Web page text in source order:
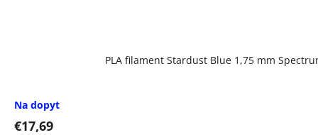
PLA filament Stardust Blue 1,75 mm
Na dopyt
€17,69